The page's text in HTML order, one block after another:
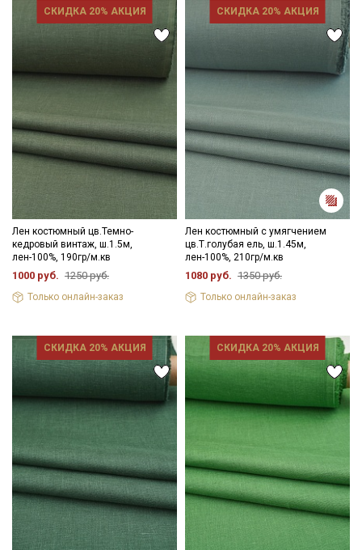
СКИДКА 20% АКЦИЯ
Лен костюмный цв.Темно-
кедровый винтаж, ш.1.5м,
лен-100%, 190гр/м.кв
1000 руб. 1250 руб.
Только онлайн-заказ
СКИДКА 20% АКЦИЯ
Лен костюмный с умягчением
цв.Т.голубая ель, ш.1.45м,
лен-100%, 210гр/м.кв
1080 руб. 1350 руб.
Только онлайн-заказ
СКИДКА 20% АКЦИЯ СКИДКА 20% АКЦИЯ